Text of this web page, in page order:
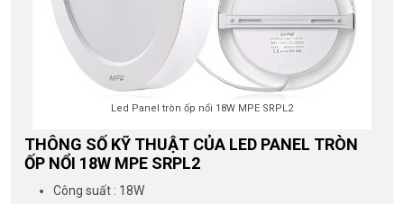
Led Panel tròn ốp nổi 18W MPE SRPL2
THÔNG SỐ KỸ THUẬT CỦA LED PANEL TRÒN
ỐP NỔI 18W MPE SRPL2
Công suất : 18W